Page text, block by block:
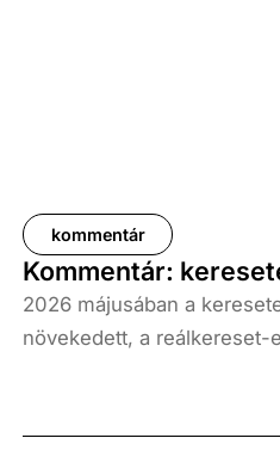
kommentár
Kommentár:
2026 májusában a
növekedett, a reálkereset-
százalékot, a nettóé 11,0